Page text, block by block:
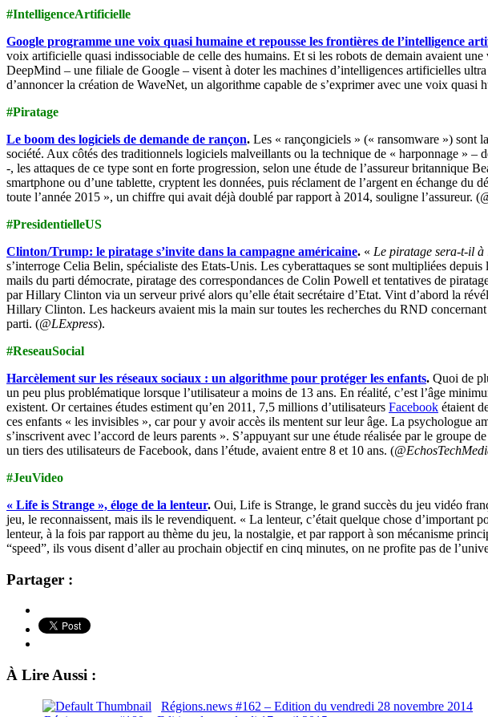
#IntelligenceArtificielle
Google programme une voix quasi humaine et repousse les frontières de l’intelligence
voix artificielle quasi indissociable de celle des humains. Et si les robots de demain avaient
DeepMind – une filiale de Google – visent à doter les machines d’intelligences artificielles
d’annoncer la création de WaveNet, un algorithme capable de s’exprimer avec une voix quasi
#Piratage
Le boom des logiciels de demande de rançon. Les « rançongiciels » (« ransomware ») sont
société. Aux côtés des traditionnels logiciels malveillants ou la technique de « harponnage » –
-, les attaques de ce type sont en forte progression, selon une étude de l’assureur britannique
smartphone ou d’une tablette, cryptent les données, puis réclament de l’argent en échange
toute l’année 2015 », un chiffre qui avait déjà doublé par rapport à 2014, souligne l’assureur. (
#PresidentielleUS
Clinton/Trump: le piratage s’invite dans la campagne américaine. « Le piratage sera-t-il à
s’interroge Celia Belin, spécialiste des Etats-Unis. Les cyberattaques se sont multipliées
mails du parti démocrate, piratage des correspondances de Colin Powell et tentatives de
par Hillary Clinton via un serveur privé alors qu’elle était secrétaire d’Etat. Vint d’abord la
Hillary Clinton. Les hackeurs avaient mis la main sur toutes les recherches du RND
parti. (@LExpress).
#ReseauSocial
Harcèlement sur les réseaux sociaux : un algorithme pour protéger les enfants. Quoi de
un peu plus problématique lorsque l’utilisateur a moins de 13 ans. En réalité, c’est l’âge
existent. Or certaines études estiment qu’en 2011, 7,5 millions d’utilisateurs Facebook étaient
ces enfants « les invisibles », car pour y avoir accès ils mentent sur leur âge. La psychologue
s’inscrivent avec l’accord de leurs parents ». S’appuyant sur une étude réalisée par le groupe
un tiers des utilisateurs de Facebook, dans l’étude, avaient entre 8 et 10 ans. (
#JeuVideo
« Life is Strange », éloge de la lenteur. Oui, Life is Strange, le grand succès du jeu vidéo
jeu, le reconnaissent, mais ils le revendiquent. « La lenteur, c’était quelque chose
lenteur, à la fois par rapport au thème du jeu, la nostalgie, et par rapport à son mécanisme
“speed”, ils vous disent d’aller au prochain objectif en cinq minutes, on ne profite pas de
Partager :
À Lire Aussi :
Régions.news #162 – Edition du vendredi 28 novembre 2014